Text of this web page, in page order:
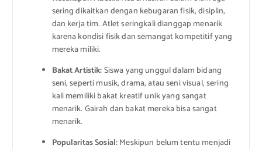
sering dikaitkan dengan kebugaran fisik, disiplin,
dan kerja tim. Atlet seringkali dianggap menarik
karena kondisi fisik dan semangat kompetitif yang
mereka miliki.
Bakat Artistik:Siswa yang unggul dalam bidang
seni, seperti musik, drama, atau seni visual, sering
kali memiliki bakat kreatif unik yang sangat
menarik. Gairah dan bakat mereka bisa sangat
menarik.
Popularitas Sosial:Meskipun belum tentu menjadi